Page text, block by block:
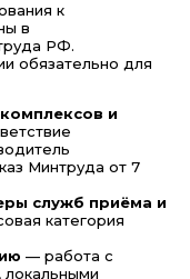
к
в
РФ.
обязательно для
и
Минтруда от 7
служб приёма и
категория
— работа с
локальными